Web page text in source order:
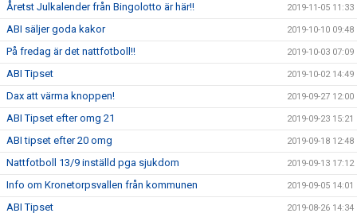
Åretst Julkalender från Bingolotto är här!! 2019-11-05 11:33
ABI säljer goda kakor 2019-10-10 09:48
På fredag är det nattfotboll!! 2019-10-03 07:09
ABI Tipset 2019-10-02 14:49
Dax att värma knoppen! 2019-09-27 12:00
ABI Tipset efter omg 21 2019-09-23 15:21
ABI tipset efter 20 omg 2019-09-18 12:48
Nattfotboll 13/9 inställd pga sjukdom 2019-09-13 17:12
Info om Kronetorpsvallen från kommunen 2019-09-05 14:01
ABI Tipset 2019-08-26 14:34